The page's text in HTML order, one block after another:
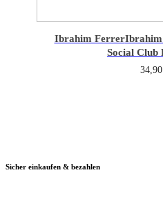
Ibrahim FerrerIbrahim
Social Club
34,90
Sicher einkaufen & bezahlen